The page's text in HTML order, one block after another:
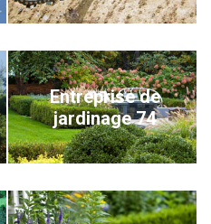
Entreprise de
jardinage 74